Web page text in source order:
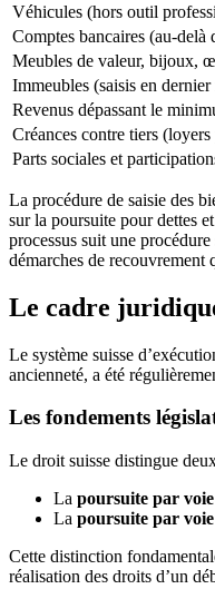
Véhicules (hors outil
Comptes bancaires (au-
Meubles de valeur, bijoux,
Immeubles (saisis en dernier
Revenus dépassant le
Créances contre tiers
Parts sociales et
La procédure de saisie des
sur la poursuite pour dettes
processus suit une
démarches de recouvrement
Le cadre
Le système suisse
ancienneté, a été
Les fondements
Le droit suisse distingue
La poursuite par voie
La poursuite par
Cette distinction
réalisation des droits d’un